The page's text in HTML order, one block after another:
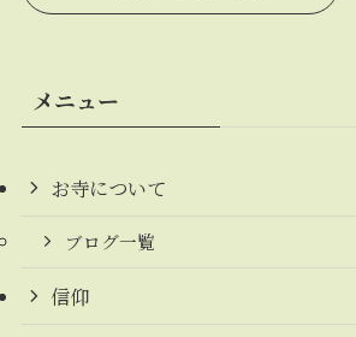
メニュー
お寺について
ブログ一覧
信仰